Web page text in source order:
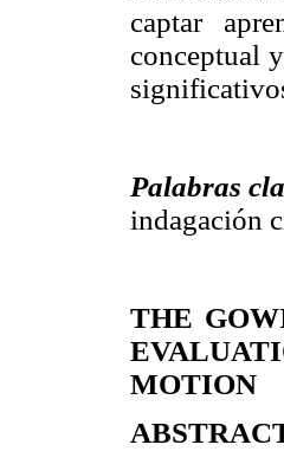
captar
conceptual
Palabras
indagación
THE
MOTION